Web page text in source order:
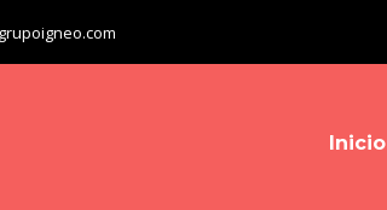
Inicio